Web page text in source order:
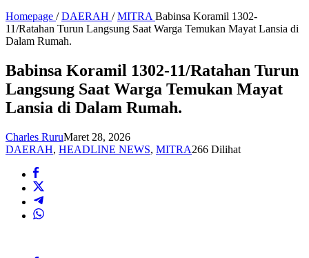
Homepage / DAERAH / MITRA Babinsa Koramil 1302-
11/Ratahan Turun Langsung Saat Warga Temukan Mayat Lansia di
Dalam Rumah.
Babinsa Koramil 1302-11/Ratahan Turun
Langsung Saat Warga Temukan Mayat
Lansia di Dalam Rumah.
Charles RuruMaret 28, 2026
DAERAH, HEADLINE NEWS, MITRA266 Dilihat